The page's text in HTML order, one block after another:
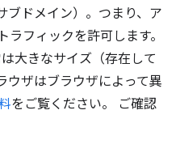
ブドメイン）。つまり、ア
フィックを許可します。
大きなサイズ（存在して
ウザはブラウザによって異
をご覧ください。 ご確認